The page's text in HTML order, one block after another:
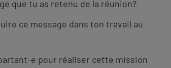
que tu as retenu de la réunion?
ce message dans ton travail au
e pour réaliser cette mission